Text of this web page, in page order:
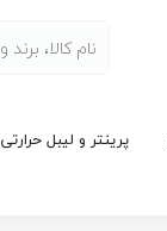
پرینتر و لیبل حرارتی